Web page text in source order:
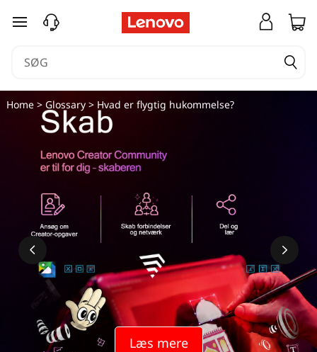
spring til hovedindhold
Læs mere
Home> Glossary> Hvad er flygtig hukommelse?